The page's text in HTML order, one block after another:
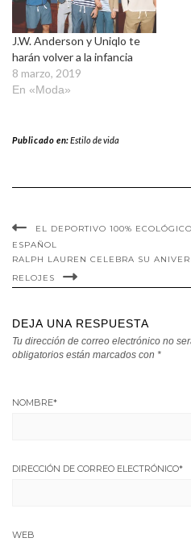
J.W. Anderson y Uniqlo te
harán volver a la infancia
8 marzo, 2019
En «Moda»
Publicado en:Estilo de vida
EL DEPORTIVO 100%
ESPAÑOL
RALPH LAUREN CELEBRA SU
RELOJES
DEJA UNA RESPUESTA
Tu dirección de correo electrónico no
obligatorios están marcados con *
NOMBRE*
DIRECCIÓN DE CORREO ELECTRÓNICO*
WEB